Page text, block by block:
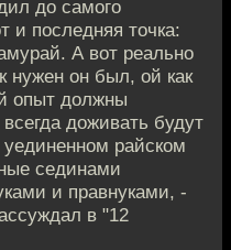
до самого
и последняя точка:
А вот реально
нужен он был, ой как
опыт должны
доживать будут
райском
сединами
и правнуками, -
в "12